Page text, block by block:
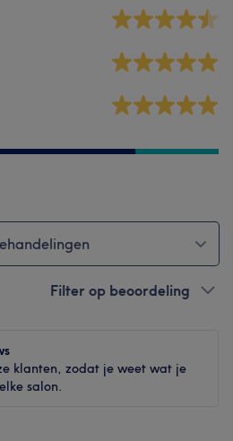
Filter op beoordeling
klanten, zodat je weet wat je
salon.